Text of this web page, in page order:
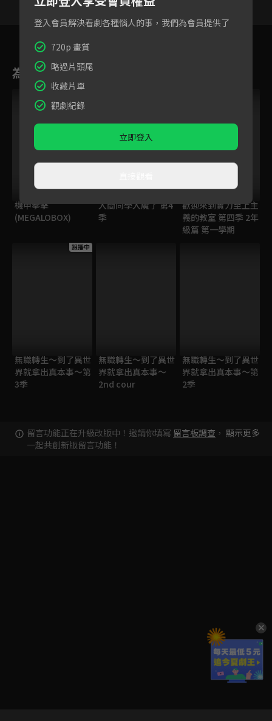
為您推薦
機甲拳擊
(MEGALOBOX)
入間同學入魔了 第4
季
歡迎來到實力至上主
義的教室 第四季 2年
級篇 第一學期
跟播中
無職轉生～到了異世
界就拿出真本事～第
3季
無職轉生～到了異世
界就拿出真本事～
2nd cour
無職轉生～到了異世
界就拿出真本事～第
2季
留言功能正在升級改版中！邀請你填寫 留言板調查 ，
一起共創新版留言功能！
顯示更多
登入會員解決看劇各種惱人的事，我們為會員提供了
720p 畫質
略過片頭尾
收藏片單
觀劇紀錄
立即登入